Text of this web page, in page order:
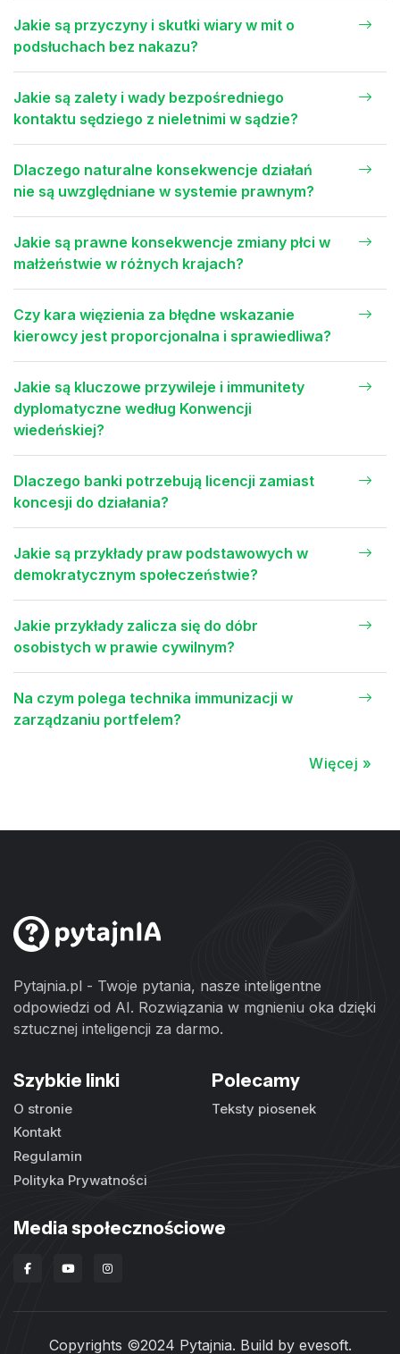
Jakie są przyczyny i skutki wiary w mit o
podsłuchach bez nakazu?
Jakie są zalety i wady bezpośredniego
kontaktu sędziego z nieletnimi w sądzie?
Dlaczego naturalne konsekwencje działań
nie są uwzględniane w systemie prawnym?
Jakie są prawne konsekwencje zmiany płci w
małżeństwie w różnych krajach?
Czy kara więzienia za błędne wskazanie
kierowcy jest proporcjonalna i sprawiedliwa?
Jakie są kluczowe przywileje i immunitety
dyplomatyczne według Konwencji
wiedeńskiej?
Dlaczego banki potrzebują licencji zamiast
koncesji do działania?
Jakie są przykłady praw podstawowych w
demokratycznym społeczeństwie?
Jakie przykłady zalicza się do dóbr
osobistych w prawie cywilnym?
Na czym polega technika immunizacji w
zarządzaniu portfelem?
Więcej »
Pytajnia.pl - Twoje pytania, nasze inteligentne
odpowiedzi od AI. Rozwiązania w mgnieniu oka dzięki
sztucznej inteligencji za darmo.
Szybkie linki
O stronie
Kontakt
Regulamin
Polityka Prywatności
Polecamy
Teksty piosenek
Media społecznościowe
Copyrights ©2024 Pytajnia. Build by evesoft.